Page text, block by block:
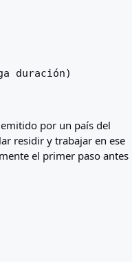
duración)
por un país del
residir y trabajar en ese
el primer paso antes